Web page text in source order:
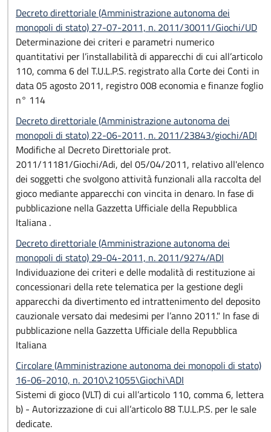
Decreto direttoriale (Amministrazione autonoma dei
monopoli di stato) 27-07-2011, n. 2011/30011/Giochi/UD
Determinazione dei criteri e parametri numerico
quantitativi per l’installabilità di apparecchi di cui all’articolo
110, comma 6 del T.U.L.P.S. registrato alla Corte dei Conti in
data 05 agosto 2011, registro 008 economia e finanze foglio
n° 114
Decreto direttoriale (Amministrazione autonoma dei
monopoli di stato) 22-06-2011, n. 2011/23843/giochi/ADI
Modifiche al Decreto Direttoriale prot.
2011/11181/Giochi/Adi, del 05/04/2011, relativo all'elenco
dei soggetti che svolgono attività funzionali alla raccolta del
gioco mediante apparecchi con vincita in denaro. In fase di
pubblicazione nella Gazzetta Ufficiale della Repubblica
Italiana .
Decreto direttoriale (Amministrazione autonoma dei
monopoli di stato) 29-04-2011, n. 2011/9274/ADI
Individuazione dei criteri e delle modalità di restituzione ai
concessionari della rete telematica per la gestione degli
apparecchi da divertimento ed intrattenimento del deposito
cauzionale versato dai medesimi per l’anno 2011." In fase di
pubblicazione nella Gazzetta Ufficiale della Repubblica
Italiana
Circolare (Amministrazione autonoma dei monopoli di stato)
16-06-2010, n. 2010\21055\Giochi\ADI
Sistemi di gioco (VLT) di cui all’articolo 110, comma 6, lettera
b) - Autorizzazione di cui all’articolo 88 T.U.L.P.S. per le sale
dedicate.